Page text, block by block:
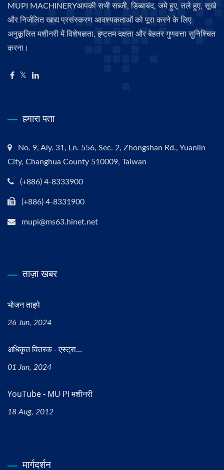
MUPI MACHINERYआपकी सभी सब्जी, डिब्बाबंद, जमे हुए, तले हुए, सूखे
और निर्जलित खाद्य प्रसंस्करण आवश्यकताओं को पूरा करने के लिए
अनुकूलित मशीनरी में विशेषज्ञता, इष्टतम दक्षता और बेहतर गुणवत्ता सुनिश्चित
करना।
हमारा पता
No. 9, Aly. 31, Ln. 556, Sec. 2, Zhongshan Rd., Yuanlin
City, Changhua County 510009, Taiwan
(+886) 4-8333900
(+886) 4-8331900
mupi@ms63.hinet.net
ताज़ा खबर
भोजन ताइपे
26 Jun, 2024
अधिकृत वितरक - एस्ट्रा...
01 Jan, 2024
YouTube - MU PI मशीनरी
18 Aug, 2012
मार्गदर्शन